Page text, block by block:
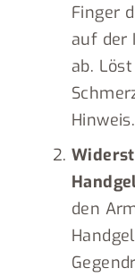
Finger
auf der
ab.
Hinweis.
den